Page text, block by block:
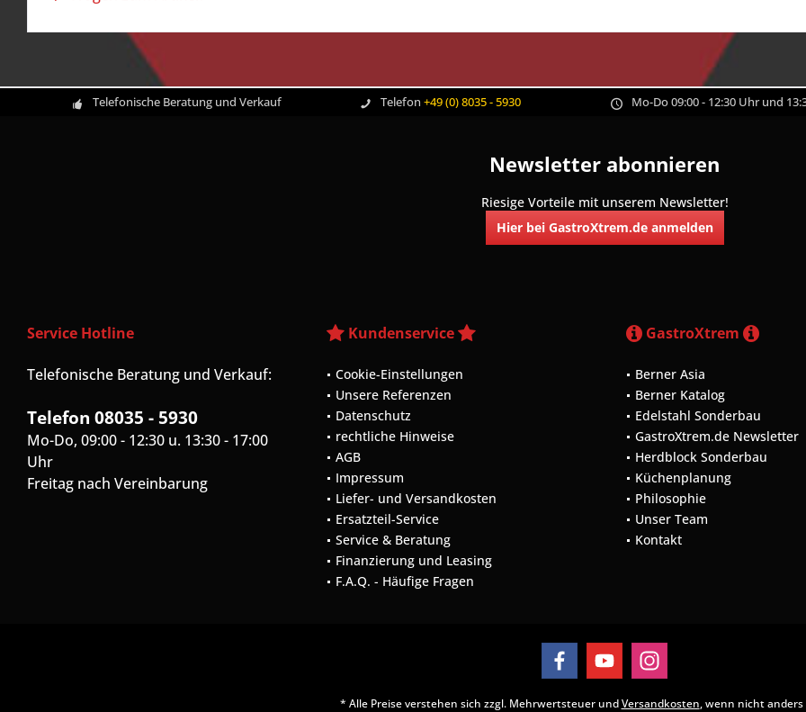
Telefonische Beratung und Verkauf Telefon +49 (0) 8035 - 5930 Mo-Do 09:00 - 12:30 Uhr und
Newsletter abonnieren
Riesige Vorteile mit unserem Newsletter!
Hier bei GastroXtrem.de anmelden
Service Hotline
Telefonische Beratung und Verkauf:
Telefon 08035 - 5930
Mo-Do, 09:00 - 12:30 u. 13:30 - 17:00
Uhr
Freitag nach Vereinbarung
Kundenservice
Cookie-Einstellungen
Unsere Referenzen
Datenschutz
rechtliche Hinweise
AGB
Impressum
Liefer- und Versandkosten
Ersatzteil-Service
Service & Beratung
Finanzierung und Leasing
F.A.Q. - Häufige Fragen
GastroXtrem
Berner Asia
Berner Katalog
Edelstahl Sonderbau
GastroXtrem.de Newsletter
Herdblock Sonderbau
Küchenplanung
Philosophie
Unser Team
Kontakt
* Alle Preise verstehen sich zzgl. Mehrwertsteuer undVersandkosten, wenn nicht